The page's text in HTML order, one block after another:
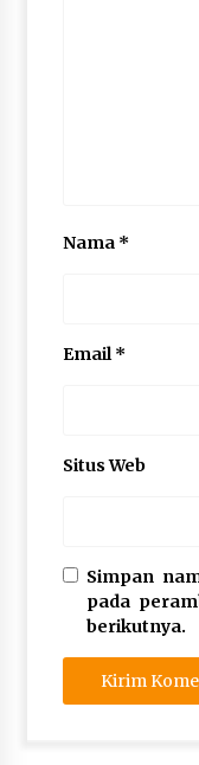
Nama *
Email *
Situs Web
Simpan
pada
berikutnya.